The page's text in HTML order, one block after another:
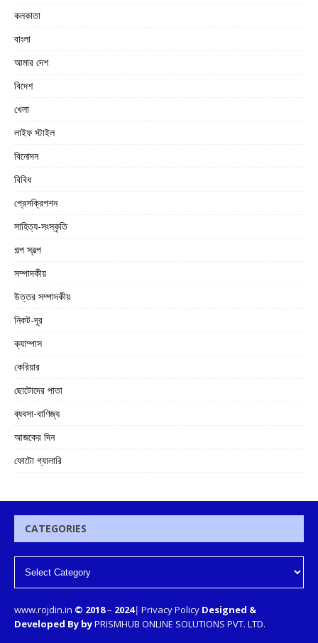
কলকাতা
বাংলা
আমার দেশ
বিদেশ
খেলা
লাইফ স্টাইল
বিনোদন
বিবিধ
প্রেসক্রিপশন
সাহিত্য-সংস্কৃতি
গল্প স্বল্প
সম্পাদকীয়
উত্তর সম্পাদকীয়
নিকট-দূর
ক্যাম্পাস
কেরিয়ার
ছোটোদের পাতা
ব্যবসা-বাণিজ্য
আজকের দিন
ফোটো গ্যালারি
CATEGORIES
www.rojdin.in © 2018– 2024| Privacy Policy Designed &
Developed By byPRISMHUB ONLINE SOLUTIONS PVT. LTD.